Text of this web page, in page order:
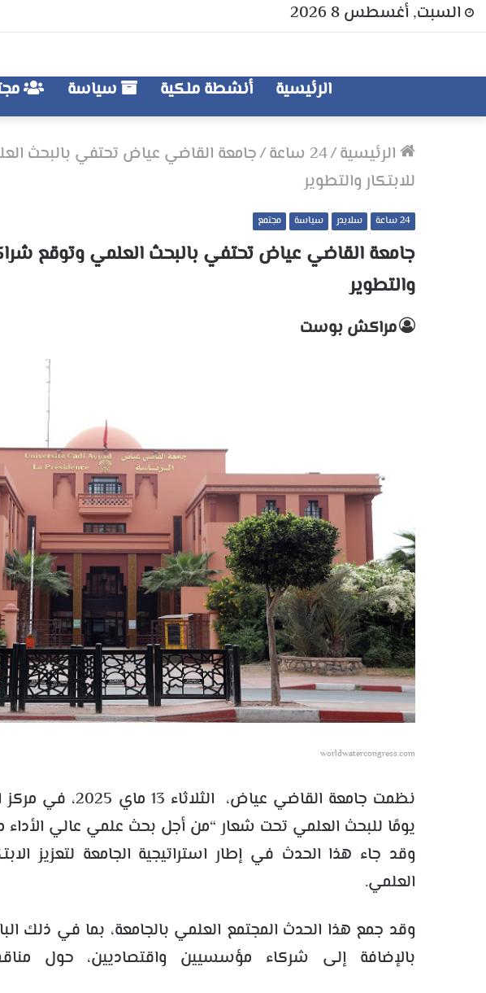
السبت, أغسطس 8 2026
الرئيسية
أنشطة ملكية سياسة
الرئيسية/24 ساعة /جامعة القاضي عياض تحتفي بالبحث
للابتكار والتطوير
24 ساعة سلايدر سياسة مجتمع
جامعة القاضي عياض تحتفي بالبحث العلمي وتوقع
والتطوير
مراكش بوست
worldwatercongress.com
نظمت جامعة القاضي
يومًا للبحث العلمي تحت شعار “من أجل بحث علمي عالي الأداء
وقد جاء هذا الحدث في إطار استراتيجية الجامعة لتعزيز
العلمي.
وقد جمع هذا الحدث المجتمع العلمي بالجامعة، بما في ذلك
بالإضافة إلى شركاء مؤسسيين واقتصاديين، حول